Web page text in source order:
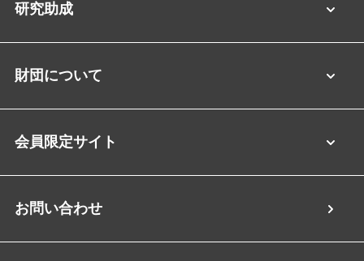
研究助成
財団について
会員限定サイト
お問い合わせ